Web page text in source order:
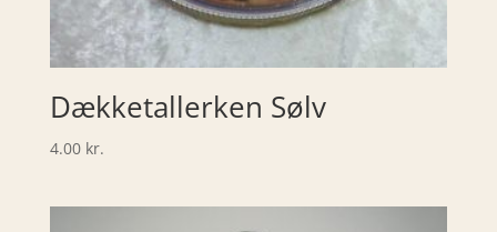
Dækketallerken Sølv
4.00 kr.